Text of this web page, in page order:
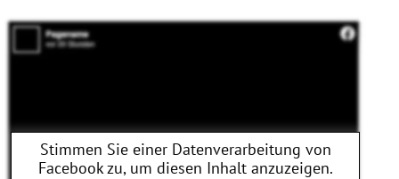
Stimmen Sie einer Datenverarbeitung von
Facebookzu, um diesen Inhalt anzuzeigen.